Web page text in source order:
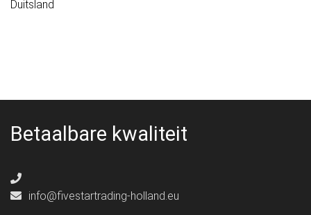
Duitsland
Betaalbare kwaliteit
info@fivestartrading-holland.eu